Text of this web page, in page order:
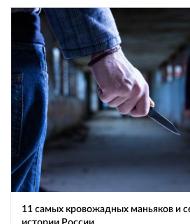
11 самых кровожадных маньяков и